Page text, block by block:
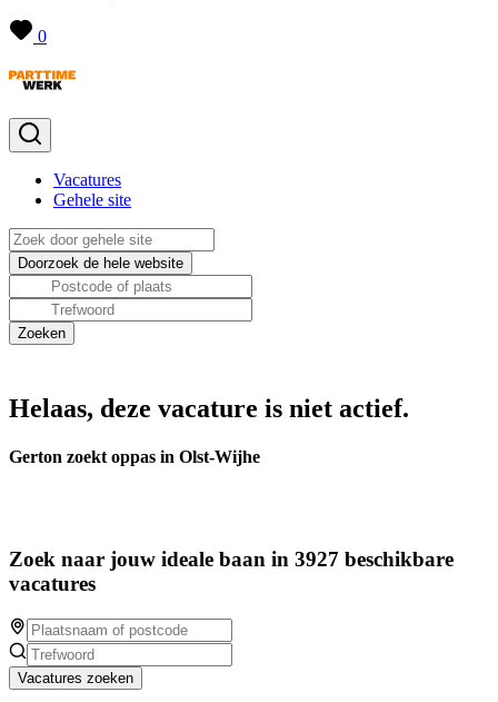
0
Vacatures
Gehele site
Helaas, deze vacature is niet actief.
Gerton zoekt oppas in Olst-Wijhe
Zoek naar jouw ideale baan in 3927 beschikbare
vacatures
Vacatures zoeken